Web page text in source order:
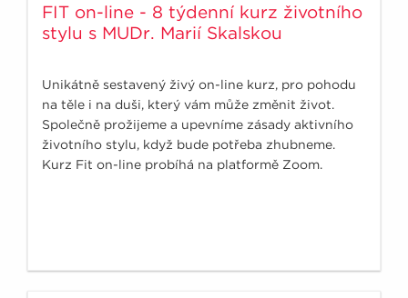
FIT on-line - 8 týdenní kurz životního
stylu s MUDr. Marií Skalskou
Unikátně sestavený živý on-line kurz, pro pohodu
na těle i na duši, který vám může změnit život.
Společně prožijeme a upevníme zásady aktivního
životního stylu, když bude potřeba zhubneme.
Kurz Fit on-line probíhá na platformě Zoom.